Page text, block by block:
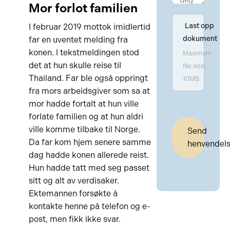
Mor forlot familien
I februar 2019 mottok imidlertid
far en uventet melding fra
konen. I tekstmeldingen stod
det at hun skulle reise til
Thailand. Far ble også oppringt
fra mors arbeidsgiver som sa at
mor hadde fortalt at hun ville
forlate familien og at hun aldri
ville komme tilbake til Norge.
Da far kom hjem senere samme
dag hadde konen allerede reist.
Hun hadde tatt med seg passet
sitt og alt av verdisaker.
Ektemannen forsøkte å
kontakte henne på telefon og e-
post, men fikk ikke svar.
Last opp
dokument
Maximum
file size:
10MB
Send